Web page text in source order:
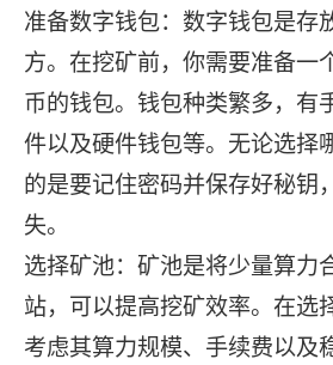
准备数字钱包：数字钱包是存
方。在挖矿前，你需要准备一
币的钱包。钱包种类繁多，有
件以及硬件钱包等。无论选择
的是要记住密码并保存好秘钥
失。
选择矿池：矿池是将少量算力
站，可以提高挖矿效率。在选
考虑其算力规模、手续费以及